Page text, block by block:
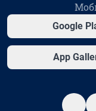
Google
App